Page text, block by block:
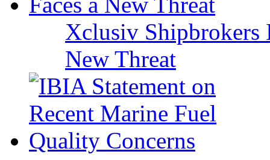
Xclusiv Shipbrokers
New Threat